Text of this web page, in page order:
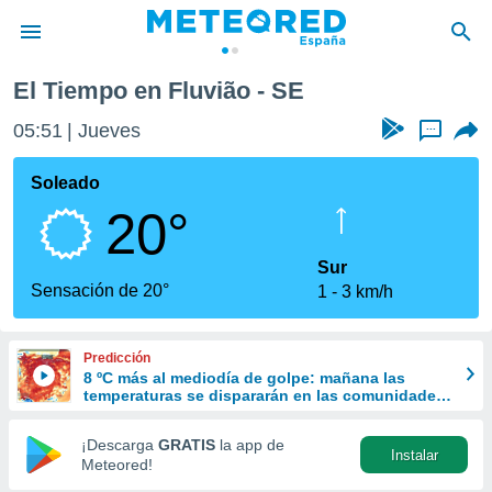
de
por
que se
calidad.
a este
las
y
forma
digital
basada
El Tiempo en Fluvião - SE
05:51 Jueves ...
Soleado
20°
Sensación de 20°
Sur
1
3 km/h
Predicción
8 ºC más al mediodía de golpe: mañana las
temperaturas se dispararán en las comunidades
¡Descarga GRATIS la app de
Meteored!
Instalar